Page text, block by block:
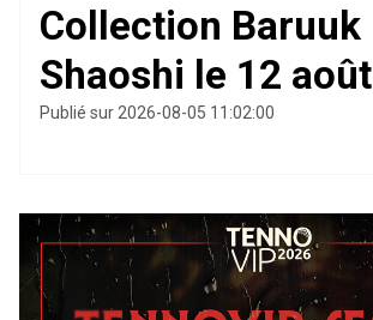
Collection Baruuk
Shaoshi le 12 août
Publié sur 2026-08-05 11:02:00